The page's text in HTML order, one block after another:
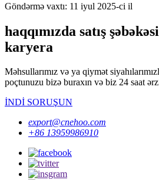
Göndərmə vaxtı: 11 iyul 2025-ci il
haqqımızda satış
karyera
Məhsullarımız və ya qiymət
poçtunuzu bizə buraxın və biz 24 saat
İNDİ SORUŞUN
export@cnehoo.com
+86 13959986910